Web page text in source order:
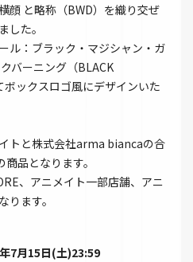
顔 と略称（BWD）を織り交ぜ
した。
ル：ブラック・マジシャン・ガ
バーニング（BLACK
ックスロゴ風にデザインいた
トと株式会社arma biancaの合
品となります。
、アニメイト一部店舗、アニ
ります。
7月15日(土)23:59